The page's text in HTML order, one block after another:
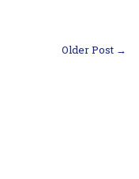
Older Post →